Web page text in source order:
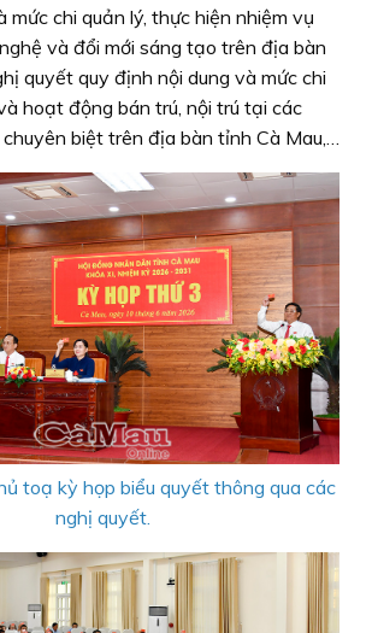
mức chi quản lý, thực hiện nhiệm vụ
và đổi mới sáng tạo trên địa bàn
quyết quy định nội dung và mức chi
hoạt động bán trú, nội trú tại các
biệt trên địa bàn tỉnh Cà Mau,…
toạ kỳ họp biểu quyết thông qua các
nghị quyết.